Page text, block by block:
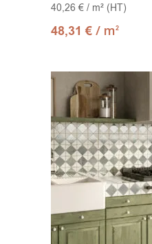
40,26 € / m² (HT)
48,31€ / m2